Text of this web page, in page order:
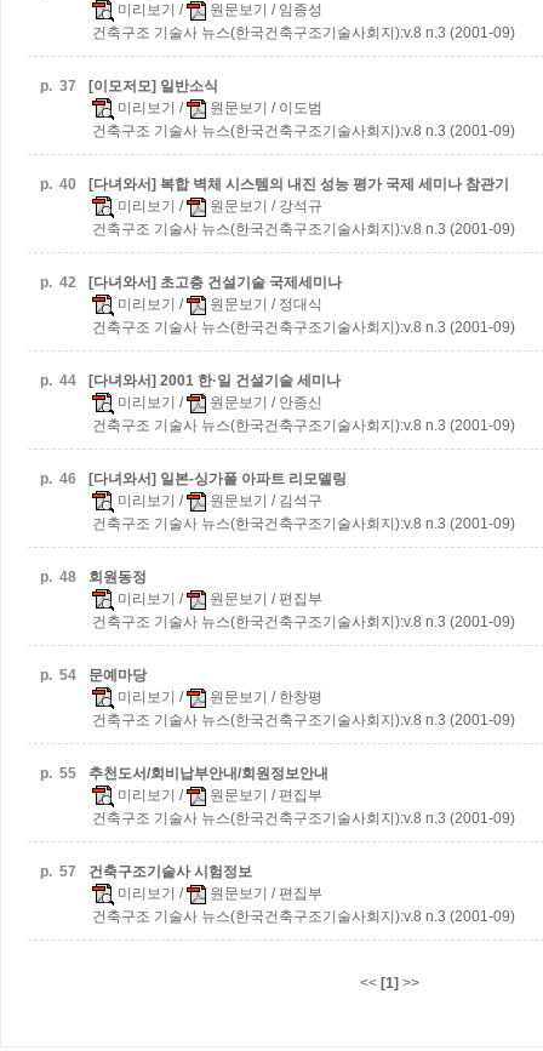
미리보기 / 원문보기 / 임종성
건축구조 기술사 뉴스(한국건축구조기술사회지):v.8 n.3 (2001-09)
p. 37
[이모저모] 일반소식
미리보기 / 원문보기 / 이도범
건축구조 기술사 뉴스(한국건축구조기술사회지):v.8 n.3 (2001-09)
p. 40
[다녀와서] 복합 벽체 시스템의 내진 성능 평가 국제 세미나 참관기
미리보기 / 원문보기 / 강석규
건축구조 기술사 뉴스(한국건축구조기술사회지):v.8 n.3 (2001-09)
p. 42
[다녀와서] 초고층 건설기술 국제세미나
미리보기 / 원문보기 / 정대식
건축구조 기술사 뉴스(한국건축구조기술사회지):v.8 n.3 (2001-09)
p. 44
[다녀와서] 2001 한·일 건설기술 세미나
미리보기 / 원문보기 / 안종신
건축구조 기술사 뉴스(한국건축구조기술사회지):v.8 n.3 (2001-09)
p. 46
[다녀와서] 일본-싱가폴 아파트 리모델링
미리보기 / 원문보기 / 김석구
건축구조 기술사 뉴스(한국건축구조기술사회지):v.8 n.3 (2001-09)
p. 48
회원동정
미리보기 / 원문보기 / 편집부
건축구조 기술사 뉴스(한국건축구조기술사회지):v.8 n.3 (2001-09)
p. 54
문예마당
미리보기 / 원문보기 / 한창평
건축구조 기술사 뉴스(한국건축구조기술사회지):v.8 n.3 (2001-09)
p. 55
추천도서/회비납부안내/회원정보안내
미리보기 / 원문보기 / 편집부
건축구조 기술사 뉴스(한국건축구조기술사회지):v.8 n.3 (2001-09)
p. 57
건축구조기술사 시험정보
미리보기 / 원문보기 / 편집부
건축구조 기술사 뉴스(한국건축구조기술사회지):v.8 n.3 (2001-09)
<< [1] >>